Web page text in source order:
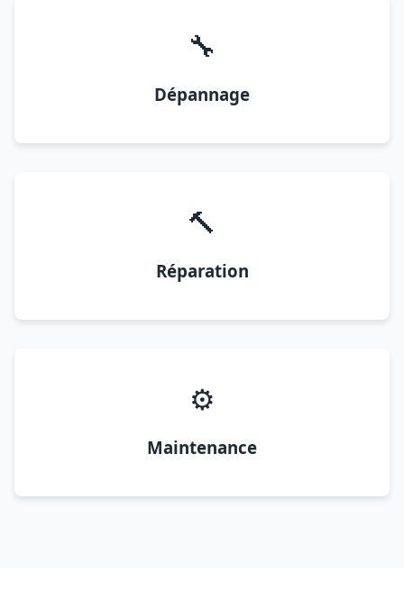
🔧
Dépannage
🔨
Réparation
⚙️
Maintenance